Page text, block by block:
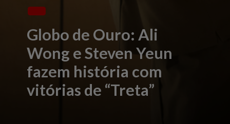
Globo de Ouro: Ali
Wong e Steven Yeun
fazem história com
vitórias de “Treta”